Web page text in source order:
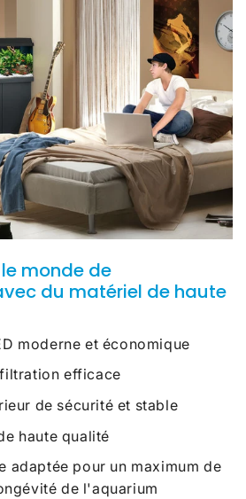
monde de
du matériel de haute
moderne et économique
efficace
de sécurité et stable
haute qualité
adaptée pour un maximum de
de l'aquarium